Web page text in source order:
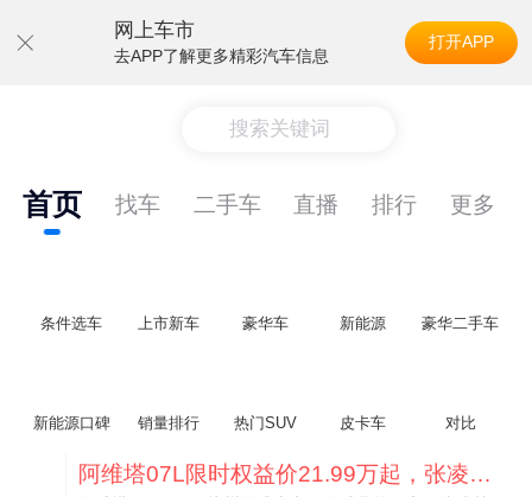
网上车市
去APP了解更多精彩汽车信息
打开APP
搜索关键词
首页 找车 二手车 直播 排行 更多
条件选车 上市新车 豪华车 新能源 豪华二手车
新能源口碑 销量排行 热门SUV 皮卡车 对比
阿维塔07L限时权益价21.99万起，张凌赫成首位车主